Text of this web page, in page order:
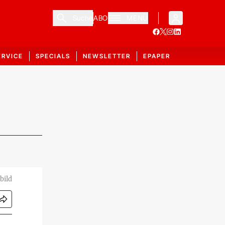
ABO
SPECIALS NEWSLETTER EPAPER